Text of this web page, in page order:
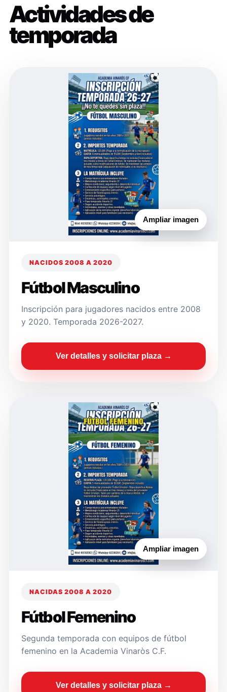
Actividades de
temporada
Ampliar imagen
NACIDOS 2008 A 2020
Fútbol Masculino
Inscripción para jugadores nacidos entre 2008
y 2020. Temporada 2026-2027.
Ver detalles y solicitar plaza →
Ampliar imagen
NACIDAS 2008 A 2020
Fútbol Femenino
Segunda temporada con equipos de fútbol
femenino en la Academia Vinaròs C.F.
Ver detalles y solicitar plaza →